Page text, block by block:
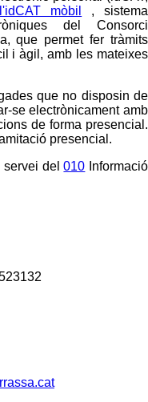
l'idCAT mòbil
, sistema
del Consorci
que permet fer tràmits
i àgil, amb les mateixes
que no disposin de
se electrònicament amb
de forma presencial.
presencial.
servei del010 Informació